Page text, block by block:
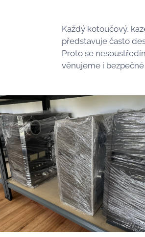
Každý kotoučový,
představuje často
Proto se
věnujeme i